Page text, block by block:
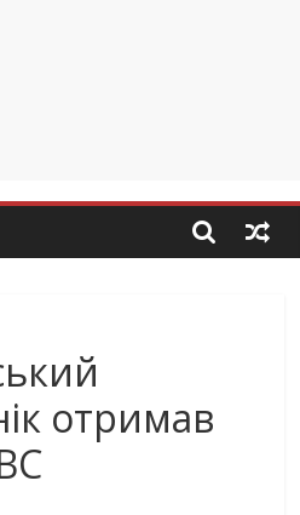
отримав